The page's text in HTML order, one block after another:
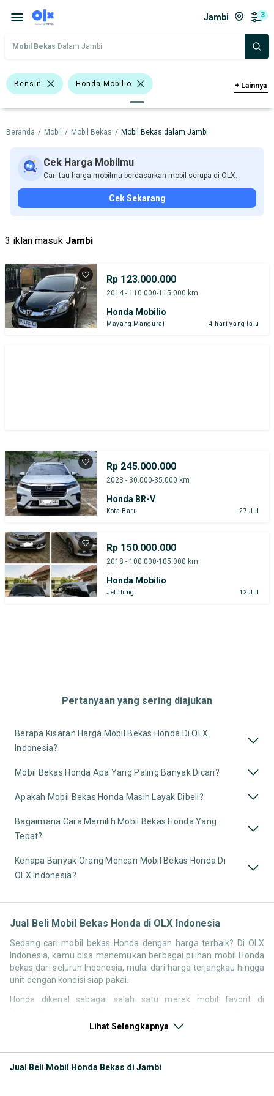
Jambi 3
Mobil Bekas Dalam Jambi
Bensin Honda Mobilio
Honda BR-V Honda
Harga Merek Dan Model Tahun
Tipe Bodi Tipe Membership
+ Lainnya
Beranda / Mobil / Mobil Bekas / Mobil Bekas dalam Jambi
Cek Harga Mobilmu
Cari tau harga mobilmu berdasarkan mobil serupa di OLX.
Cek Sekarang
3 iklan masuk Jambi
Rp 123.000.000
2014 - 110.000-115.000 km
Honda Mobilio
Mayang Mangurai 4 hari yang lalu
Rp 245.000.000
2023 - 30.000-35.000 km
Honda BR-V
Kota Baru 27 Jul
Rp 150.000.000
2018 - 100.000-105.000 km
Honda Mobilio
Jelutung 12 Jul
Pertanyaan yang sering diajukan
Berapa Kisaran Harga Mobil Bekas Honda Di OLX
Indonesia?
Mobil Bekas Honda Apa Yang Paling Banyak Dicari?
Apakah Mobil Bekas Honda Masih Layak Dibeli?
Bagaimana Cara Memilih Mobil Bekas Honda Yang
Tepat?
Kenapa Banyak Orang Mencari Mobil Bekas Honda Di
OLX Indonesia?
Jual Beli Mobil Bekas Honda di OLX Indonesia
Sedang cari mobil bekas Honda dengan harga terbaik? Di OLX
Indonesia, kamu bisa menemukan berbagai pilihan mobil Honda
bekas dari seluruh Indonesia, mulai dari harga terjangkau hingga
unit dengan kondisi siap pakai.
Honda dikenal sebagai salah satu merek mobil favorit di
responsif, serta kenyamanan berkendara. Tidak heran jika
Melalui halaman ini, kamu bisa langsung membandingkan
Lihat Selengkapnya
Jual Beli Mobil Honda Bekas di Jambi